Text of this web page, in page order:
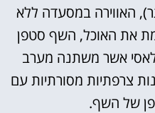
האווירה במסעדה ללא
את האוכל, השף סטפן
אשר משתנה מערב
צרפתיות מסורתיות עם
של השף.